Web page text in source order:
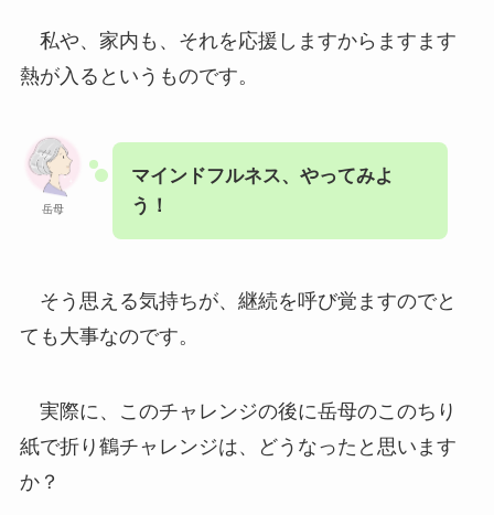
私や、家内も、それを応援しますからますます
熱が入るというものです。
岳母
マインドフルネス、やってみよ
う！
そう思える気持ちが、継続を呼び覚ますのでと
ても大事なのです。
実際に、このチャレンジの後に岳母のこのちり
紙で折り鶴チャレンジは、どうなったと思います
か？